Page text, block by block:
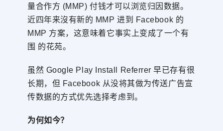
量合作方 (MMP) 付钱才可以浏览归因数据。
近四年来沒有新的 MMP 进到 Facebook 的
MMP 方案，这意味着它事实上变成了一个有
围 的花苑。
虽然 Google Play Install Referrer 早已存有很
长期，但 Facebook 从没将其做为传送广告宣
传数据的方式优先选择考虑到。
为何如今？